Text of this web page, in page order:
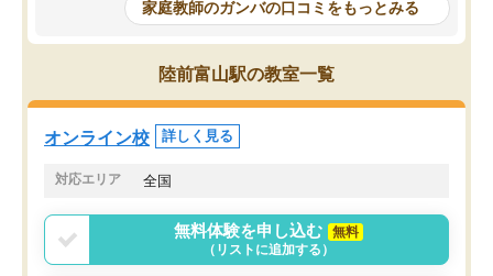
科目が増えてきました！あと1年受験ま
であるので無料の週末教室を使用しな
がら頑張って欲しいと思います！
家庭教師のガンバの口コミをもっとみる
陸前富山駅の教室一覧
オンライン校 詳しく見る
対応エリア 全国
無料体験を申し込む
無料
（リストに追加する）